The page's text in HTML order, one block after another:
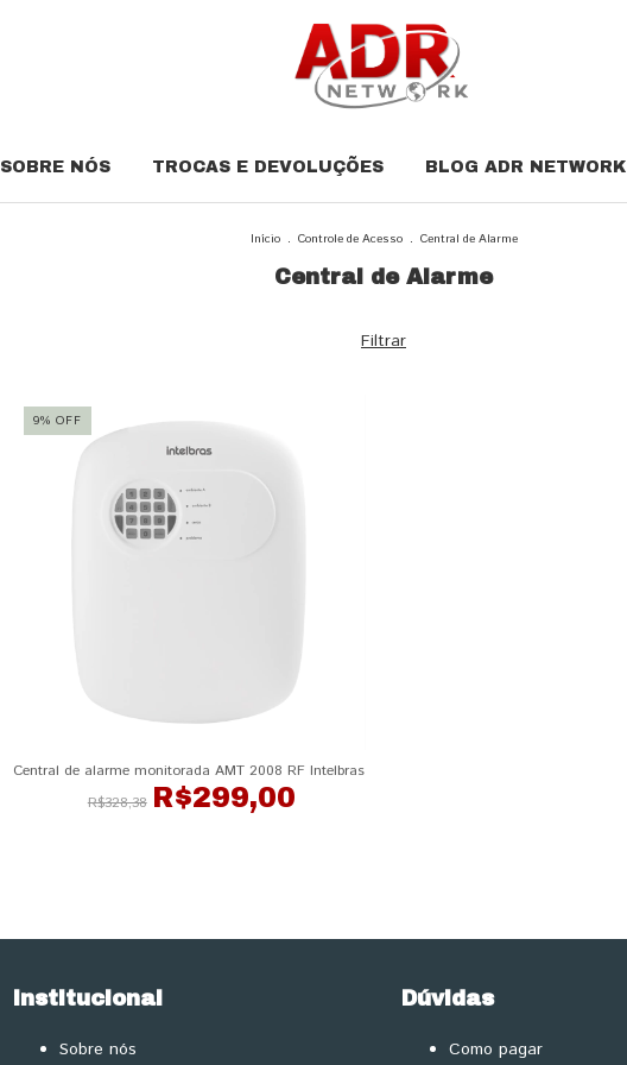
SOBRE NÓS TROCAS E DEVOLUÇÕES BLOG ADR NETWORK
Início . Controle de Acesso . Central de Alarme
Central de Alarme
Filtrar
9% OFF
Central de alarme monitorada AMT 2008 RF Intelbras
R$328,38 R$299,00
Institucional
Sobre nós
Dúvidas
Como pagar